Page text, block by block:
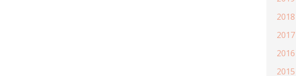
2018
2017
2016
2015